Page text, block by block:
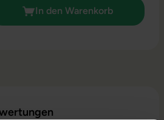
Gib den gewünschten
In den Warenkorb